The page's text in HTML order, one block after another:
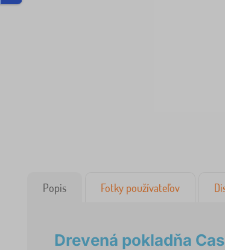
Popis Fotky používateľov
Drevená pokladňa